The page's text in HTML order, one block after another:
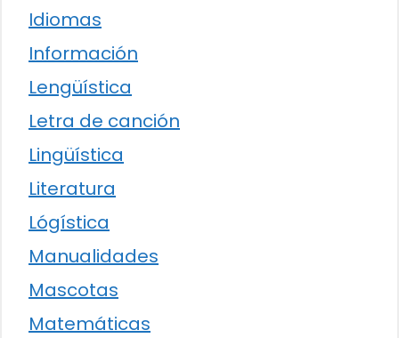
Idiomas
Información
Lengüística
Letra de canción
Lingüística
Literatura
Lógística
Manualidades
Mascotas
Matemáticas